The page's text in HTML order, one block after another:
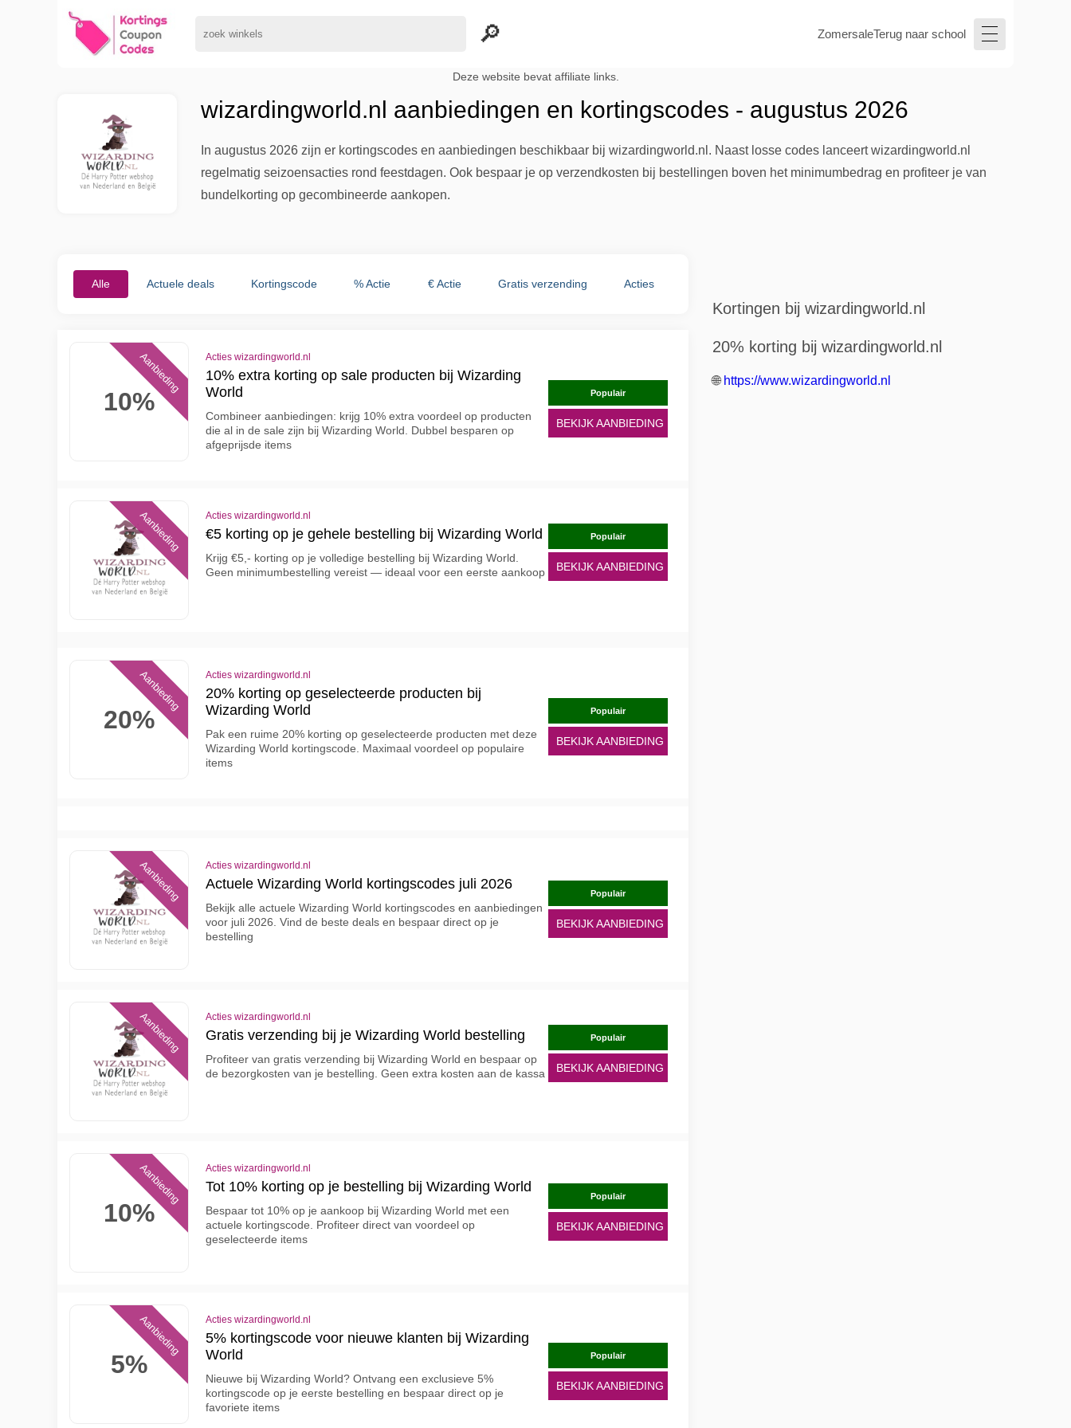
ZomersaleTerug naar school
Deze website bevat affiliate links.
wizardingworld.nl aanbiedingen en kortingscodes - augustus 2026
In augustus 2026 zijn er kortingscodes en aanbiedingen beschikbaar bij wizardingworld.nl. Naast losse codes lanceert wizardingworld.nl
regelmatig seizoensacties rond feestdagen. Ook bespaar je op verzendkosten bij bestellingen boven het minimumbedrag en profiteer je van
bundelkorting op gecombineerde aankopen.
Alle Actuele deals Kortingscode % Actie € Actie Gratis verzending Acties
10%
Aanbieding Acties wizardingworld.nl
10% extra korting op sale producten bij Wizarding
World
Combineer aanbiedingen: krijg 10% extra voordeel op producten
die al in de sale zijn bij Wizarding World. Dubbel besparen op
afgeprijsde items
Populair
BEKIJK AANBIEDING
Aanbieding Acties wizardingworld.nl
€5 korting op je gehele bestelling bij Wizarding World
Krijg €5,- korting op je volledige bestelling bij Wizarding World.
Geen minimumbestelling vereist — ideaal voor een eerste aankoop
Populair
BEKIJK AANBIEDING
20%
Aanbieding Acties wizardingworld.nl
20% korting op geselecteerde producten bij
Wizarding World
Pak een ruime 20% korting op geselecteerde producten met deze
Wizarding World kortingscode. Maximaal voordeel op populaire
items
Populair
BEKIJK AANBIEDING
Aanbieding Acties wizardingworld.nl
Actuele Wizarding World kortingscodes juli 2026
Bekijk alle actuele Wizarding World kortingscodes en aanbiedingen
voor juli 2026. Vind de beste deals en bespaar direct op je
bestelling
Populair
BEKIJK AANBIEDING
Aanbieding Acties wizardingworld.nl
Gratis verzending bij je Wizarding World bestelling
Profiteer van gratis verzending bij Wizarding World en bespaar op
de bezorgkosten van je bestelling. Geen extra kosten aan de kassa
Populair
BEKIJK AANBIEDING
10%
Aanbieding Acties wizardingworld.nl
Tot 10% korting op je bestelling bij Wizarding World
Bespaar tot 10% op je aankoop bij Wizarding World met een
actuele kortingscode. Profiteer direct van voordeel op
geselecteerde items
Populair
BEKIJK AANBIEDING
5%
Aanbieding Acties wizardingworld.nl
5% kortingscode voor nieuwe klanten bij Wizarding
World
Nieuwe bij Wizarding World? Ontvang een exclusieve 5%
kortingscode op je eerste bestelling en bespaar direct op je
favoriete items
Populair
BEKIJK AANBIEDING
Kortingen bij wizardingworld.nl
20% korting bij wizardingworld.nl
🌐 https://www.wizardingworld.nl